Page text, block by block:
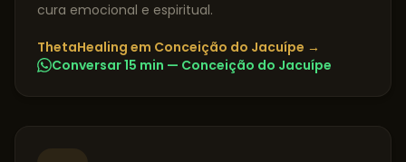
cura emocional e espiritual.
ThetaHealing em Conceição do Jacuípe →
Conversar 15 min — Conceição do Jacuípe